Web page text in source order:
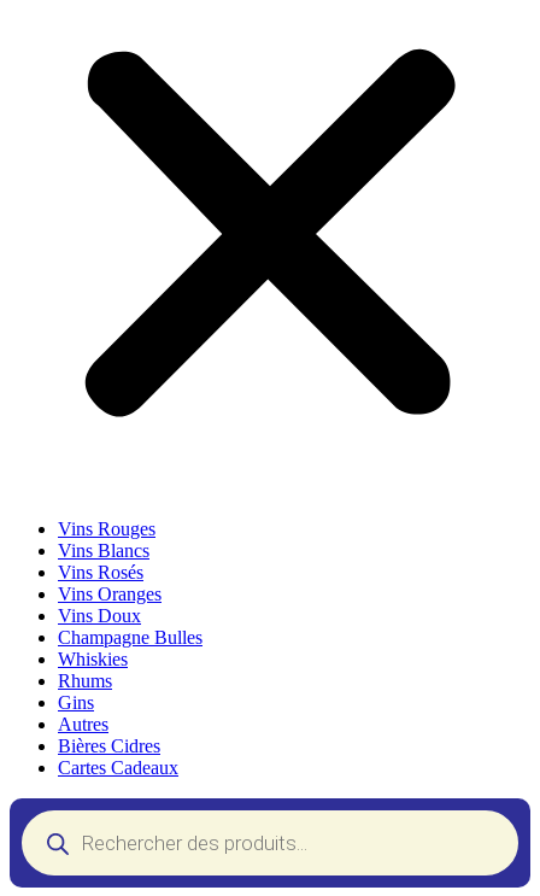
Vins Rouges
Vins Blancs
Vins Rosés
Vins Oranges
Vins Doux
Champagne Bulles
Whiskies
Rhums
Gins
Autres
Bières Cidres
Cartes Cadeaux
Recherche
de
produits